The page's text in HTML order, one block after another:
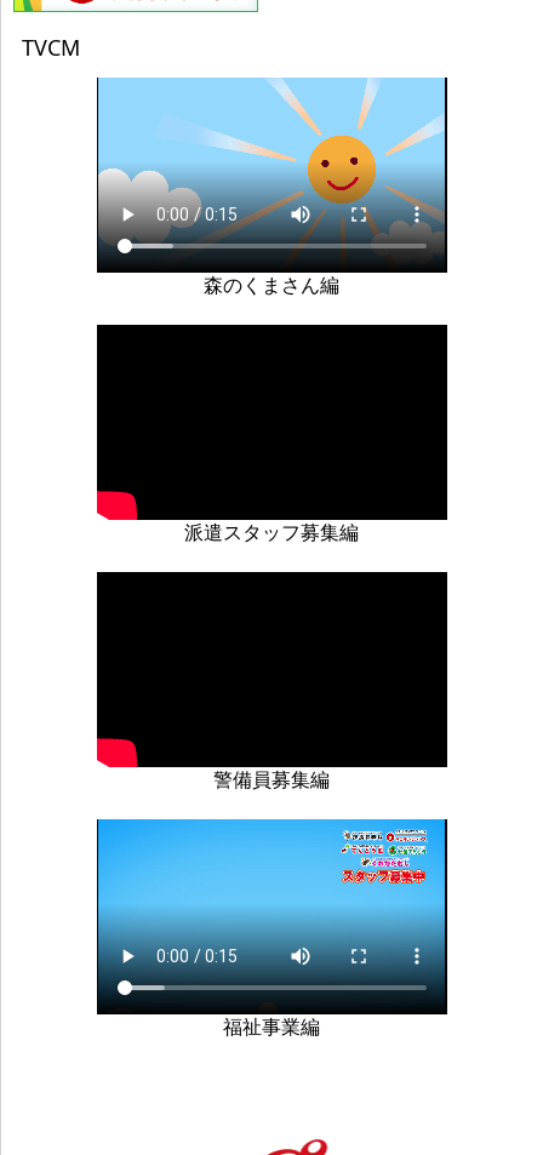
①就職サイト等から取得する採用応募者情報
派遣応募者、従業員としての採用選考のた
②相談事業者からの紹介情報の利用
福祉事業所通所調整・手続きのため
４．個人情報の取扱い
個人情報の提供はいたしません。なお、利用目的の範
囲内で必要が生じた場合は､委託する場合がありま
び第三者提供記録の開示を求められる場合は、下記問
合せ先に申請することができます。
なお、開示、利用目的の通知は申請に対し手数料とし
て1件1,000円（税込）の費用がかかります。
個人情報は、当社が定めた保管期間後、速やかに破
棄、削除します。
８．個人情報の提供の任意性
TVCM
森のくまさん編
派遣スタッフ募集編
警備員募集編
福祉事業編